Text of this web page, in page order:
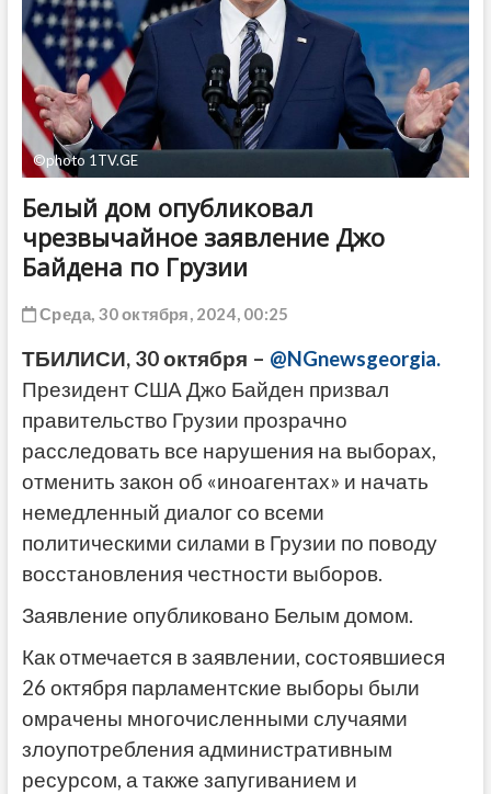
©photo 1TV.GE
Белый дом опубликовал
чрезвычайное заявление Джо
Байдена по Грузии
Среда, 30 октября, 2024, 00:25
ТБИЛИСИ, 30 октября – @NGnewsgeorgia.
Президент США Джо Байден призвал
правительство Грузии прозрачно
расследовать все нарушения на выборах,
отменить закон об «иноагентах» и начать
немедленный диалог со всеми
политическими силами в Грузии по поводу
восстановления честности выборов.
Заявление опубликовано Белым домом.
Как отмечается в заявлении, состоявшиеся
26 октября парламентские выборы были
омрачены многочисленными случаями
злоупотребления административным
ресурсом, а также запугиванием и